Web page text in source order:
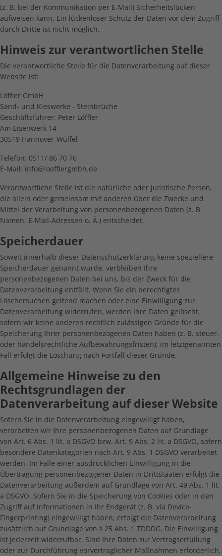
(z. B. bei der Kommunikation per E-Mail) Sicherheitslücken
aufweisen kann. Ein lückenloser Schutz der Daten vor dem Zugriff
durch Dritte ist nicht möglich.
Hinweis zur verantwortlichen Stelle
Die verantwortliche Stelle für die Datenverarbeitung auf dieser
Website ist:
Löffler GmbH
Sand- und Kieswerke - Steinbrüche
Geschäftsführer: Peter Löffler
Am Eisenwerk 14
30519 Hannover-Wülfel
Telefon: 0511/ 86 70 76
E-Mail: info@loefflergmbh.de
Verantwortliche Stelle ist die natürliche oder juristische Person,
die allein oder gemeinsam mit anderen über die Zwecke und
Mittel der Verarbeitung von personenbezogenen Daten (z. B.
Namen, E-Mail-Adressen o. Ä.) entscheidet.
Speicherdauer
Soweit innerhalb dieser Datenschutzerklärung keine speziellere
Speicherdauer genannt wurde, verbleiben Ihre
personenbezogenen Daten bei uns, bis der Zweck für die
Datenverarbeitung entfällt. Wenn Sie ein berechtigtes
Löschersuchen geltend machen oder eine Einwilligung zur
Datenverarbeitung widerrufen, werden Ihre Daten gelöscht,
sofern wir keine anderen rechtlich zulässigen Gründe für die
Speicherung Ihrer personenbezogenen Daten haben (z. B. steuer-
oder handelsrechtliche Aufbewahrungsfristen); im letztgenannten
Fall erfolgt die Löschung nach Fortfall dieser Gründe.
Allgemeine Hinweise zu den
Rechtsgrundlagen der
Datenverarbeitung auf dieser Website
Sofern Sie in die Datenverarbeitung eingewilligt haben,
verarbeiten wir Ihre personenbezogenen Daten auf Grundlage
von Art. 6 Abs. 1 lit. a DSGVO bzw. Art. 9 Abs. 2 lit. a DSGVO, sofern
besondere Datenkategorien nach Art. 9 Abs. 1 DSGVO verarbeitet
werden. Im Falle einer ausdrücklichen Einwilligung in die
Übertragung personenbezogener Daten in Drittstaaten erfolgt die
Datenverarbeitung außerdem auf Grundlage von Art. 49 Abs. 1 lit.
a DSGVO. Sofern Sie in die Speicherung von Cookies oder in den
Zugriff auf Informationen in Ihr Endgerät (z. B. via Device-
Fingerprinting) eingewilligt haben, erfolgt die Datenverarbeitung
zusätzlich auf Grundlage von § 25 Abs. 1 TDDDG. Die Einwilligung
ist jederzeit widerrufbar. Sind Ihre Daten zur Vertragserfüllung
oder zur Durchführung vorvertraglicher Maßnahmen erforderlich,